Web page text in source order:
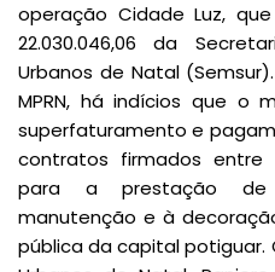
operação Cidade Luz,
22.030.046,06 da
Urbanos de Natal
MPRN, há indícios que o
superfaturamento e
contratos firmados
para a prestação de
manutenção e à
pública da capital potiguar.